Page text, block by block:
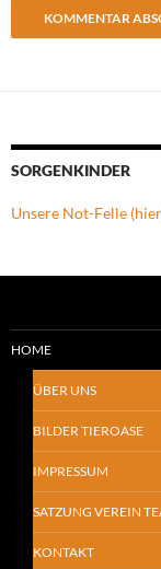
SORGENKINDER
Unsere Not-Felle
HOME
ÜBER UNS
BILDER TIEROASE
IMPRESSUM
SATZUNG VEREIN
KONTAKT